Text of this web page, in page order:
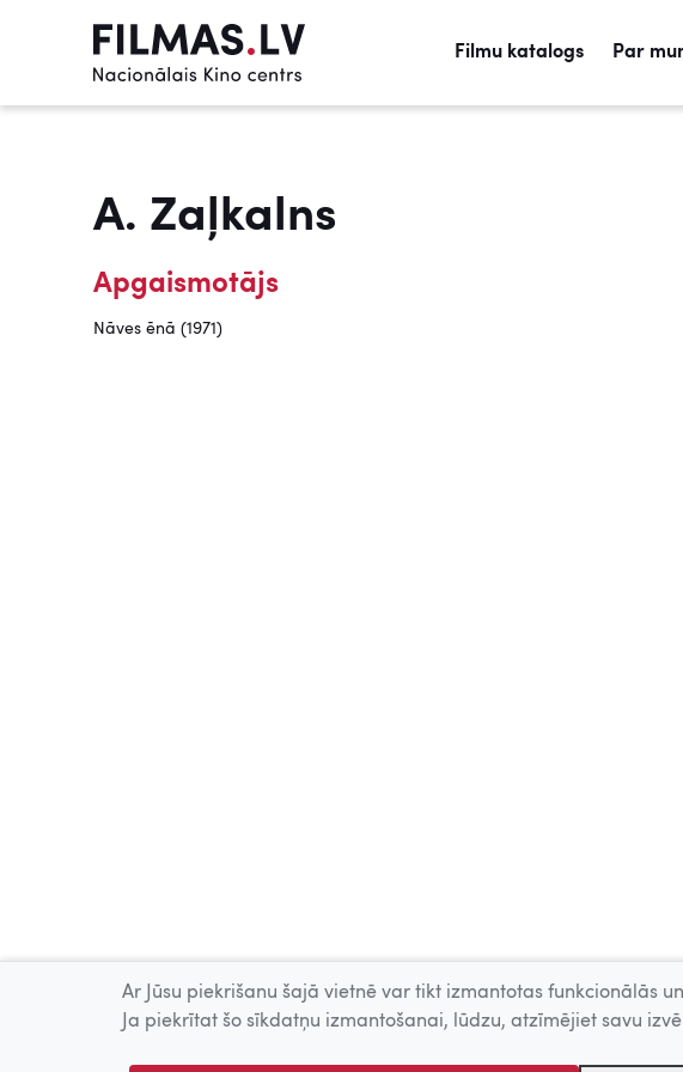
Filmu katalogs Par
A. Zaļkalns
Apgaismotājs
Nāves ēnā (1971)
Ar Jūsu piekrišanu šajā vietnē var tikt izmantotas funkcionālās
Ja piekrītat šo sīkdatņu izmantošanai, lūdzu, atzīmējiet savu